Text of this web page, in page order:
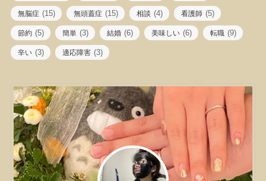
無脳症 (15) 無頭蓋症 (15) 相談 (4) 看護師 (5)
節約 (5) 簡単 (3) 結婚 (6) 美味しい (6) 転職 (9)
辛い (3) 適応障害 (3)